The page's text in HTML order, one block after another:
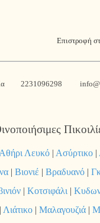
Επιστροφή
2231096298
Αθήρι Λευκό | Ασύρτικο |
| Βιονιέ | Βραδυανό|
| Κοτσιφάλι |
| Λιάτικο | Μαλαγουζιά |